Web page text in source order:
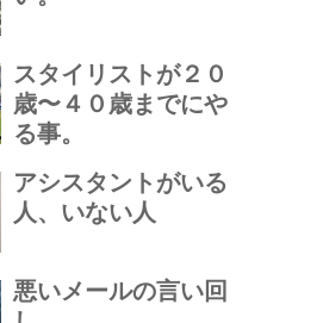
スタイリストが２０
歳〜４０歳までにや
る事。
アシスタントがいる
人、いない人
悪いメールの言い回